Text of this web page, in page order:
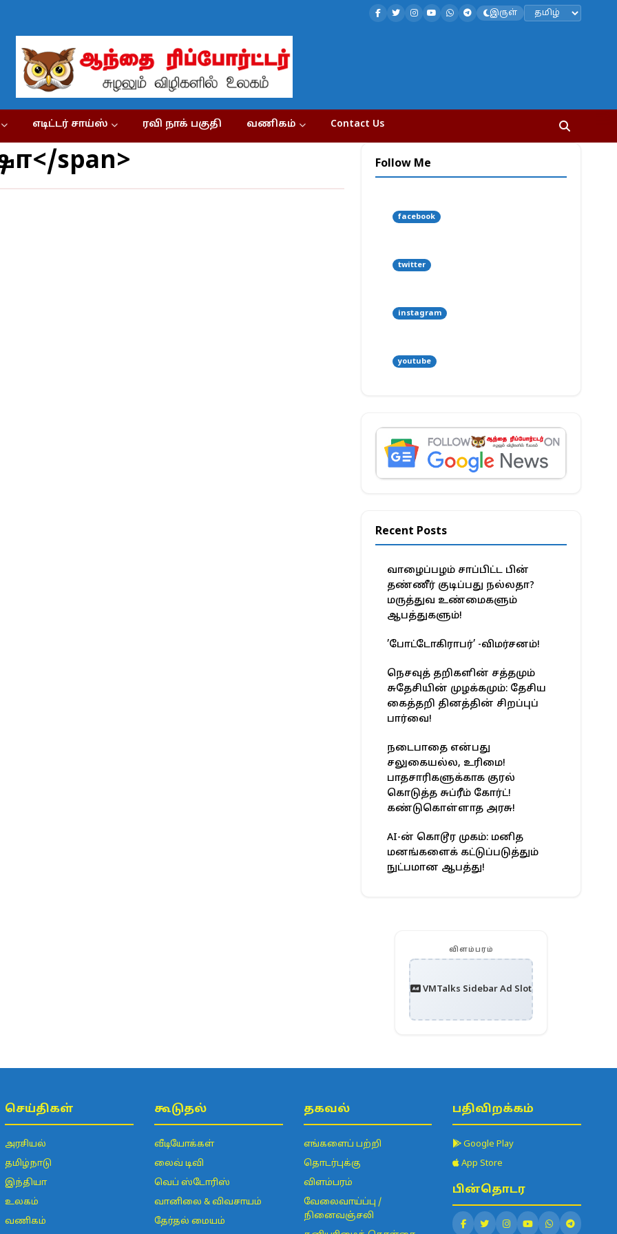
இருள்
எடிட்டர் சாய்ஸ் ரவி நாக் பகுதி வணிகம் Contact Us
span> Follow Me
facebook
twitter
instagram
youtube
Recent Posts
வாழைப்பழம் சாப்பிட்ட பின்
தண்ணீர் குடிப்பது நல்லதா?
மருத்துவ உண்மைகளும்
ஆபத்துகளும்!
’போட்டோகிராபர்’ -விமர்சனம்!
நெசவுத் தறிகளின் சத்தமும்
சுதேசியின் முழக்கமும்: தேசிய
கைத்தறி தினத்தின் சிறப்புப்
பார்வை!
நடைபாதை என்பது
சலுகையல்ல, உரிமை!
பாதசாரிகளுக்காக குரல்
கொடுத்த சுப்ரீம் கோர்ட்!
கண்டுகொள்ளாத அரசு!
AI-ன் கொடூர முகம்: மனித
மனங்களைக் கட்டுப்படுத்தும்
நுட்பமான ஆபத்து!
விளம்பரம்
VMTalks Sidebar Ad Slot
செய்திகள்
அரசியல்
தமிழ்நாடு
இந்தியா
உலகம்
வணிகம்
கூடுதல்
வீடியோக்கள்
லைவ் டிவி
வெப் ஸ்டோரிஸ்
வானிலை & விவசாயம்
தேர்தல் மையம்
தகவல்
எங்களைப் பற்றி
தொடர்புக்கு
விளம்பரம்
வேலைவாய்ப்பு /
நினைவஞ்சலி
பதிவிறக்கம்
Google Play
App Store
பின்தொடர